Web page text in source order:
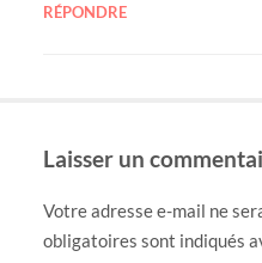
RÉPONDRE
Laisser un
Votre adresse e-mail ne
obligatoires sont indiqués